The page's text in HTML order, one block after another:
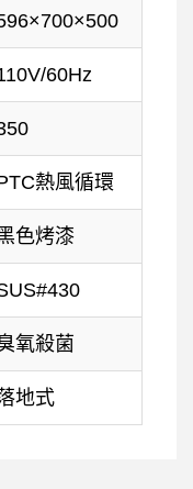
60Hz
熱風循環
色烤漆
氧殺菌
地式